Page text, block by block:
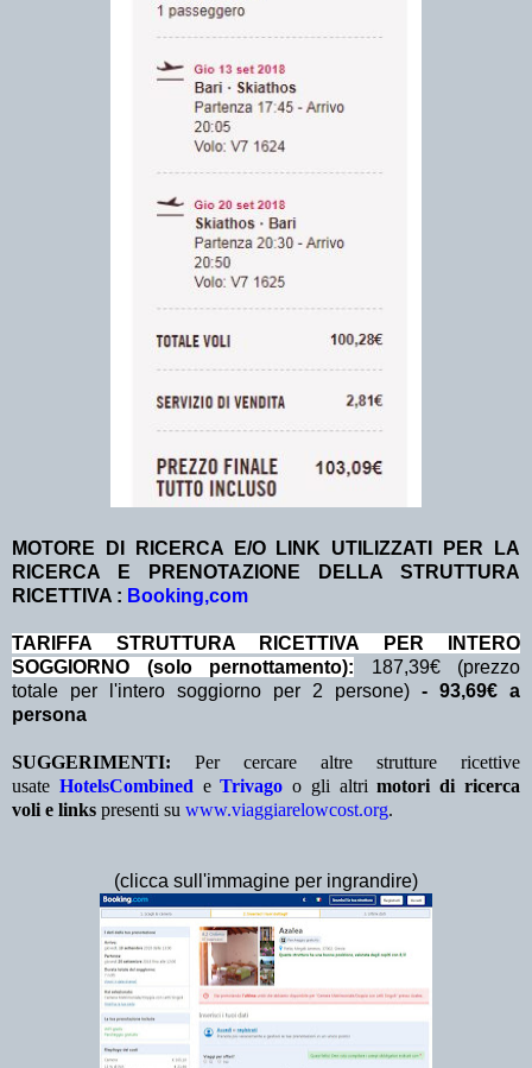
MOTORE DI RICERCA E/O LINK UTILIZZATI PER LA
RICERCA E PRENOTAZIONE DELLA STRUTTURA
RICETTIVA : Booking,com
TA RIFFA STRUTTURA RICETTIVA PER INTERO
SOGGIORNO (solo pernottamento): 187,39€ (prezzo
totale per l'intero soggiorno per 2 persone) - 93,69€ a
persona
SUGGERIMENTI: Per cercare altre strutture ricettive
usate HotelsCombined eTrivago o gli altrimotori di ricerca
voli e links presenti su www.viaggiarelowcost.org.
(clicca sull'immagine per ingrandire)